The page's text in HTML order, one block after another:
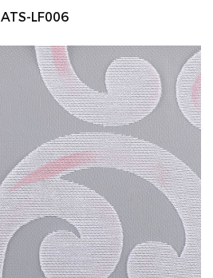
ATS-LF006